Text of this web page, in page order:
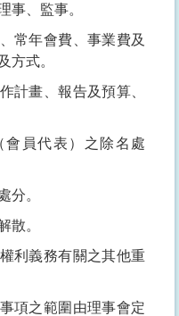
事、監事。
常年會費、事業費及
方式。
計畫、報告及預算、
會員代表）之除名處
分。
散。
利義務有關之其他重
項之範圍由理事會定